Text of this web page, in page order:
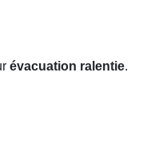
évacuation ralentie.